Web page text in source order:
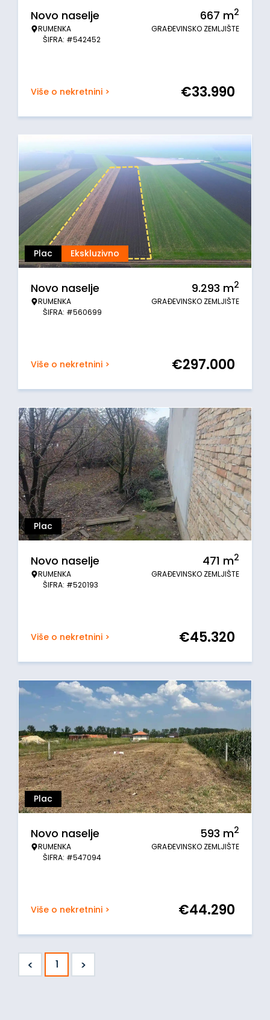
Novo naselje
RUMENKA
ŠIFRA: #542452
667 m2
GRAĐEVINSKO ZEMLJIŠTE
Više o nekretnini > €33.990
Plac Ekskluzivno
Novo naselje
RUMENKA
ŠIFRA: #560699
9.293 m2
GRAĐEVINSKO ZEMLJIŠTE
Više o nekretnini > €297.000
Plac
Novo naselje
RUMENKA
ŠIFRA: #520193
471 m2
GRAĐEVINSKO ZEMLJIŠTE
Više o nekretnini > €45.320
Plac
Novo naselje
RUMENKA
ŠIFRA: #547094
593 m2
GRAĐEVINSKO ZEMLJIŠTE
Više o nekretnini > €44.290
< 1 >